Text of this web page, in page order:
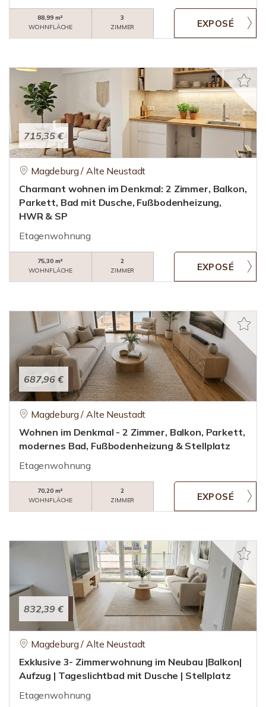
88,99 m²
WOHNFLÄCHE
3
ZIMMER
715,35 €
Magdeburg / Alte Neustadt
Charmant wohnen im Denkmal: 2 Zimmer, Balkon,
Parkett, Bad mit Dusche, Fußbodenheizung,
HWR & SP
Etagenwohnung
75,30 m²
WOHNFLÄCHE
2
ZIMMER
687,96 €
Magdeburg / Alte Neustadt
Wohnen im Denkmal - 2 Zimmer, Balkon, Parkett,
modernes Bad, Fußbodenheizung & Stellplatz
Etagenwohnung
70,20 m²
WOHNFLÄCHE
2
ZIMMER
832,39 €
Magdeburg / Alte Neustadt
Exklusive 3- Zimmerwohnung im Neubau |Balkon|
Aufzug | Tageslichtbad mit Dusche | Stellplatz
Etagenwohnung